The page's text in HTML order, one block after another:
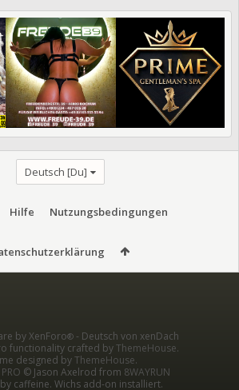
Deutsch [Du]
Hilfe Nutzungsbedingungen
by XenForo® - Deutsch von xenDach
functionality crafted byThemeHouse.
designed byThemeHouse.
© Jason Axelrod from 8WAYRUN
caffeine. Wichs add-on installiert.